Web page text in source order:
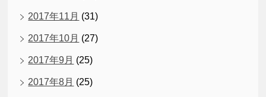
2017年11月 (31)
2017年10月 (27)
2017年9月 (25)
2017年8月 (25)